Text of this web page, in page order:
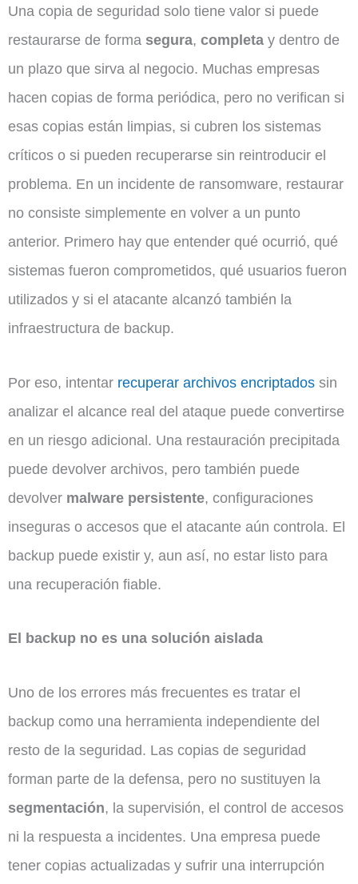
Una copia de seguridad solo tiene valor si puede
restaurarse de forma segura, completa y dentro de
un plazo que sirva al negocio. Muchas empresas
hacen copias de forma periódica, pero no verifican si
esas copias están limpias, si cubren los sistemas
críticos o si pueden recuperarse sin reintroducir el
problema. En un incidente de ransomware, restaurar
no consiste simplemente en volver a un punto
anterior. Primero hay que entender qué ocurrió, qué
sistemas fueron comprometidos, qué usuarios fueron
utilizados y si el atacante alcanzó también la
infraestructura de backup.
Por eso, intentar recuperar archivos encriptados sin
analizar el alcance real del ataque puede convertirse
en un riesgo adicional. Una restauración precipitada
puede devolver archivos, pero también puede
devolver malware persistente, configuraciones
inseguras o accesos que el atacante aún controla. El
backup puede existir y, aun así, no estar listo para
una recuperación fiable.
El backup no es una solución aislada
Uno de los errores más frecuentes es tratar el
backup como una herramienta independiente del
resto de la seguridad. Las copias de seguridad
forman parte de la defensa, pero no sustituyen la
segmentación, la supervisión, el control de accesos
ni la respuesta a incidentes. Una empresa puede
tener copias actualizadas y sufrir una interrupción